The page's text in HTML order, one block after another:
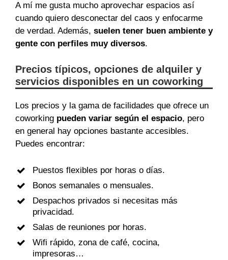
A mí me gusta mucho aprovechar espacios así
cuando quiero desconectar del caos y enfocarme
de verdad. Además, suelen tener buen ambiente y
gente con perfiles muy diversos.
Precios típicos, opciones de alquiler y
servicios disponibles en un coworking
Los precios y la gama de facilidades que ofrece un
coworking pueden variar según el espacio, pero
en general hay opciones bastante accesibles.
Puedes encontrar:
Puestos flexibles por horas o días.
Bonos semanales o mensuales.
Despachos privados si necesitas más
privacidad.
Salas de reuniones por horas.
Wifi rápido, zona de café, cocina,
impresoras…